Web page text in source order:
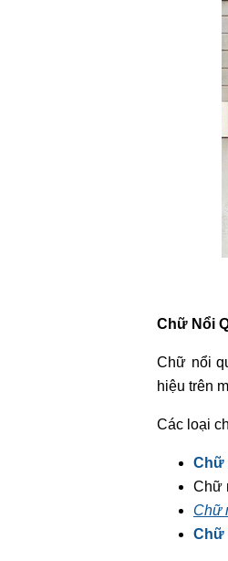
Chữ Nổi
Chữ nổi
hiệu trên
Các loại
Chữ
Chữ
Chữ
Chữ